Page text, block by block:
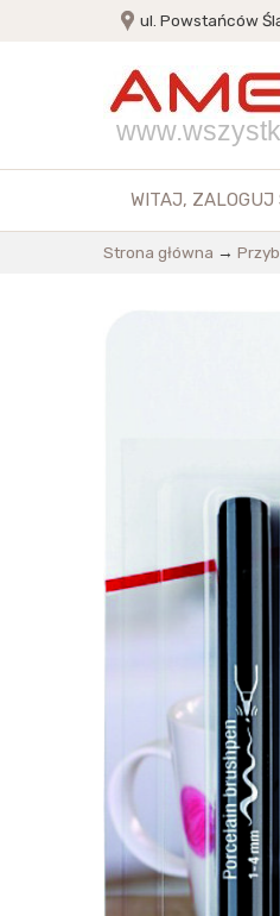
ul. Powstańców
WITAJ, ZALOGUJ
Strona główna →